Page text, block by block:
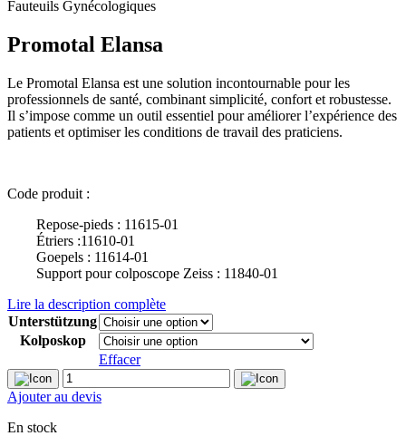
Fauteuils Gynécologiques
Promotal Elansa
Le Promotal Elansa est une solution incontournable pour les
professionnels de santé, combinant simplicité, confort et robustesse.
Il s’impose comme un outil essentiel pour améliorer l’expérience des
patients et optimiser les conditions de travail des praticiens.
Code produit :
‎ ‎ ‎ ‎ ‎ ‎ ‎ ‎ Repose-pieds : 11615-01
‎ ‎ ‎ ‎ ‎ ‎ ‎ ‎ Étriers :11610-01
‎ ‎ ‎ ‎ ‎ ‎ ‎ ‎ Goepels : 11614-01
‎ ‎ ‎ ‎ ‎ ‎ ‎ ‎ Support pour colposcope Zeiss : 11840-01
Lire la description complète
Unterstützung
Kolposkop
Effacer
quantité
de
Promotal
Elansa
Ajouter au devis
En stock